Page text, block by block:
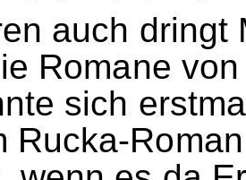
auch dringt
Romane
sich
Rucka-